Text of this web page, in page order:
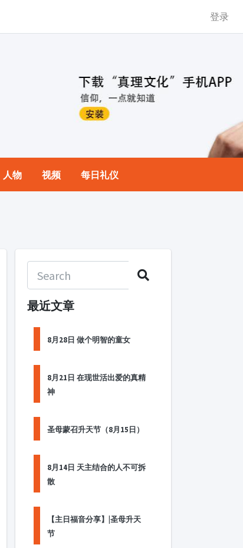
登录
人物 视频 每日礼仪
最近文章
8月28日 做个明智的童女
8月21日 在现世活出爱的真精
神
圣母蒙召升天节（8月15日）
8月14日 天主结合的人不可拆
散
【主日福音分享】|圣母升天
节